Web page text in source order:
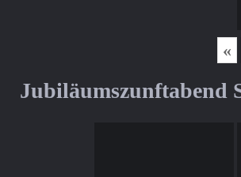
«
Jubiläumszunftabend